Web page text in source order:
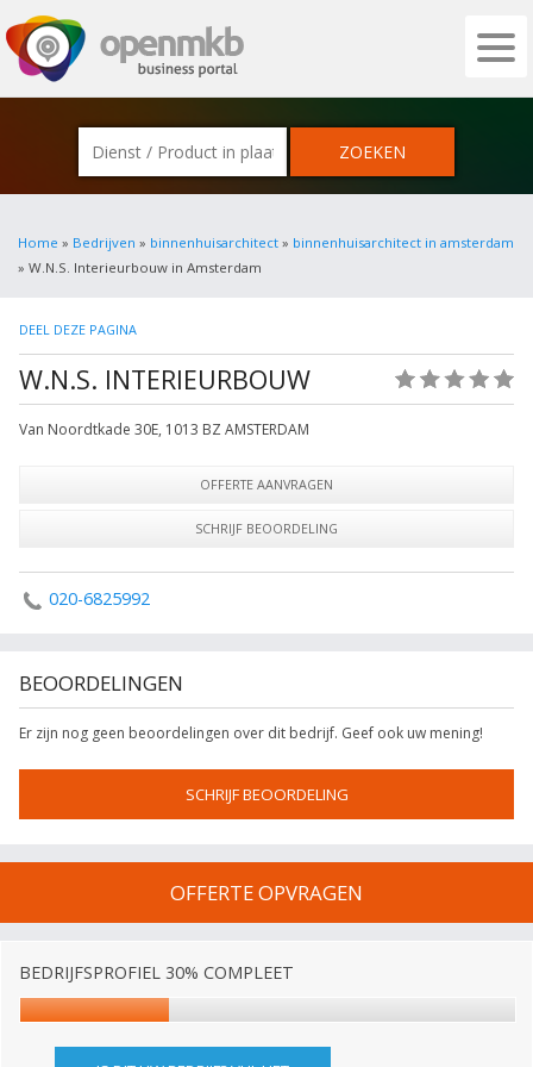
OPENMKB - DE ZAKELIJKE PORTAL
Home » Bedrijven » binnenhuisarchitect » binnenhuisarchitect in amsterdam
» W.N.S. Interieurbouw in Amsterdam
DEEL DEZE PAGINA
W.N.S. INTERIEURBOUW
Van Noordtkade 30E, 1013 BZ AMSTERDAM
OFFERTE AANVRAGEN
SCHRIJF BEOORDELING
020-6825992
BEOORDELINGEN
Er zijn nog geen beoordelingen over dit bedrijf. Geef ook uw mening!
SCHRIJF BEOORDELING
OFFERTE OPVRAGEN
BEDRIJFSPROFIEL 30% COMPLEET